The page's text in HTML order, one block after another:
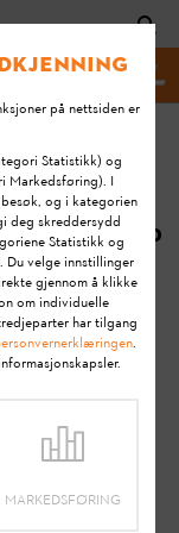
Sist
endret:
08.07.2020
Installation & Setup Guides
STIHL-
transporterer
det,
på nettsiden er
Statistikk) og
Markedsføring). I
og i kategorien
deg skreddersydd
Statistikk og
Du velge innstillinger
gjennom å klikke
om individuelle
har tilgang
.
MARKEDSFØRING